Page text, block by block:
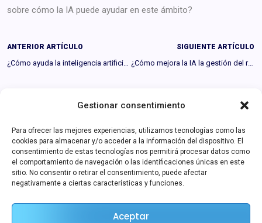
Gestionar consentimiento
Para ofrecer las mejores experiencias, utilizamos tecnologías como las
cookies para almacenar y/o acceder a la información del dispositivo. El
consentimiento de estas tecnologías nos permitirá procesar datos como
el comportamiento de navegación o las identificaciones únicas en este
sitio. No consentir o retirar el consentimiento, puede afectar
negativamente a ciertas características y funciones.
Aceptar
sobre cómo la IA puede ayudar en este ámbito?
ANTERIOR ARTÍCULO SIGUIENTE ARTÍCULO
¿Cómo mejora la IA la gestión del riesgo financiero?
Apasionado redactor que intenta ayudar a empresas y
freelancers impulsando su trabajo y ahorrando tiempo
utilizando la Inteligencia Artificial.